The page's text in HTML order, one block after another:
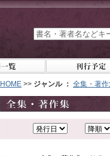
HOME >> ジャンル ： 全集・著